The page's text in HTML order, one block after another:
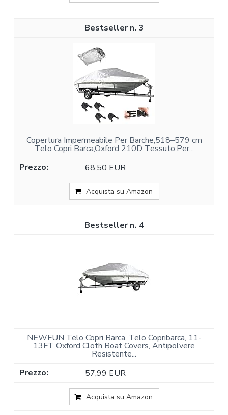
3
Copertura Impermeabile Per Barche,518–579 cm
Telo Copri Barca,Oxford 210D Tessuto,Per...
68,50 EUR
Acquista su Amazon
4
NEWFUN Telo Copri Barca, Telo Copribarca, 11-
13FT Oxford Cloth Boat Covers, Antipolvere
Resistente...
57,99 EUR
Acquista su Amazon